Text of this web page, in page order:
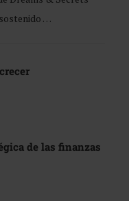
…
de las finanzas